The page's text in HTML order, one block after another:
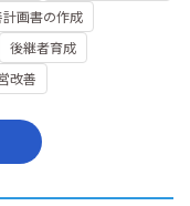
画書の作成
後継者育成
改善